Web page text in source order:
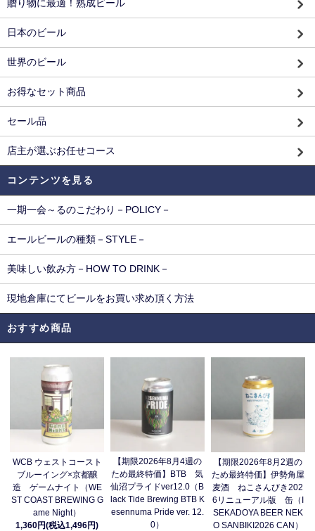
贈り物に最適！熟成ビール
日本のビール
世界のビール
お得なセット商品
セール品
店主が選ぶお任せコース
コンテンツを見る
一期一会～るのこだわり－POLICY－
エールビールの種類－STYLE－
美味しい飲み方－HOW TO DRINK－
現地倉庫にてビールをお買い求め頂く方法
おすすめ商品
WCB ウェストコースト
ブルーイング×京都醸
造 ゲームナイト（WE
ST COAST BREWING G
ame Night）
1,360円(税込1,496円)
【期限2026年8月4週の
ため最終特価】BTB 気
仙沼プライドver12.0（B
lack Tide Brewing BTB K
esennuma Pride ver. 12.
0）
【期限2026年8月2週の
ため最終特価】伊勢角屋
麦酒 ねこさんびき202
6リニューアル版 缶（I
SEKADOYA BEER NEK
O SANBIKI2026 CAN）